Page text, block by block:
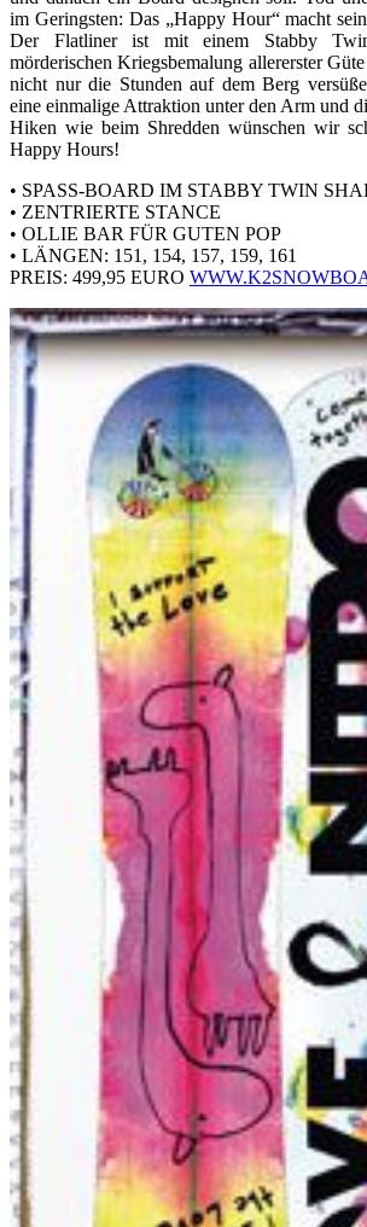
im Geringsten: Das „Happy Hour“ macht
Der Flatliner ist mit einem Stabby
mörderischen Kriegsbemalung allererster
nicht nur die Stunden auf dem Berg
eine einmalige Attraktion unter den Arm und
Hiken wie beim Shredden wünschen wir
Happy Hours!
• SPASS-BOARD IM STABBY TWIN
• ZENTRIERTE STANCE
• OLLIE BAR FÜR GUTEN POP
• LÄNGEN: 151, 154, 157, 159, 161
PREIS: 499,95 EURO